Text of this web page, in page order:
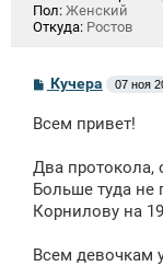
Пол: Женский
Откуда: Ростов
С
о
б
н
и
Кучера 07 ноя
Всем привет!
Два протокола,
Больше туда не
Корнилову на
Всем девочкам